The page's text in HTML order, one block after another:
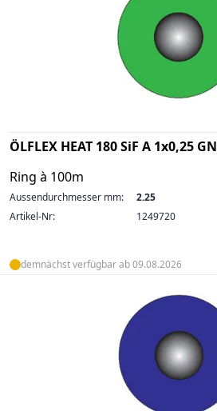
ÖLFLEX HEAT 180 SiF A 1x0,25 GN
Ring à 100m
Aussendurchmesser mm:
2.25
Artikel-Nr:
1249720
demnächst verfügbar ab 09.08.2026